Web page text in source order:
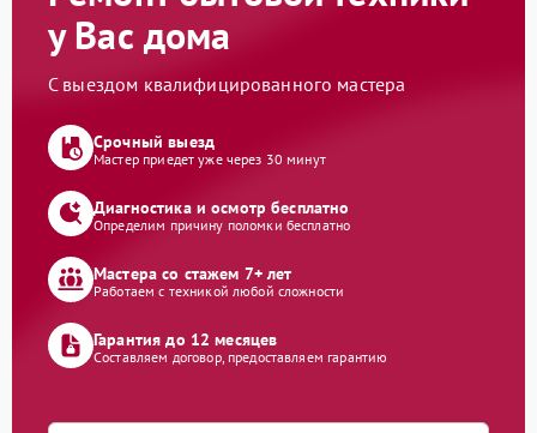
у Вас дома
С выездом квалифицированного мастера
Срочный выезд
Мастер приедет уже через 30 минут
Диагностика и осмотр бесплатно
Определим причину поломки бесплатно
Мастера со стажем 7+ лет
Работаем с техникой любой сложности
Гарантия до 12 месяцев
Составляем договор, предоставляем гарантию